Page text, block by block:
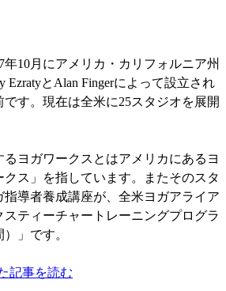
年10月にアメリカ・カリフォルニア州
EzratyとAlan Fingerによって設立され
す。現在は全米に25スタジオを展開
ヨガワークスとはアメリカにあるヨ
クス」を指しています。またそのスタ
指導者養成講座が、全米ヨガアライア
スティーチャートレーニングプログラ
」です。
記事を読む